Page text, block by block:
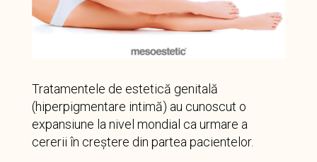
Tratamentele de estetică genitală
(hiperpigmentare intimă) au cunoscut o
expansiune la nivel mondial ca urmare a
cererii în creștere din partea pacientelor.